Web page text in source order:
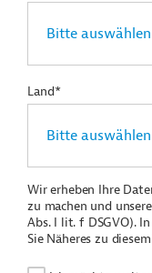
Land*
Wir erheben Ihre
zu machen und
Abs. I lit. f DSGVO).
Sie Näheres zu